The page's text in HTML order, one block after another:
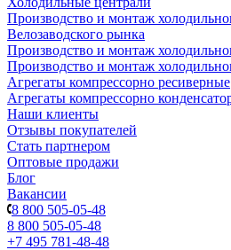
Производство и монтаж
Велозаводского рынка
Производство и монтаж
Производство и монтаж
Агрегаты компрессорно ресиверные
Агрегаты компрессорно
Наши клиенты
Отзывы покупателей
Стать партнером
Оптовые продажи
Блог
Вакансии
8 800 505-05-48
8 800 505-05-48
+7 495 781-48-48